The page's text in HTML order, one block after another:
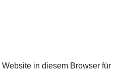
in diesem Browser für